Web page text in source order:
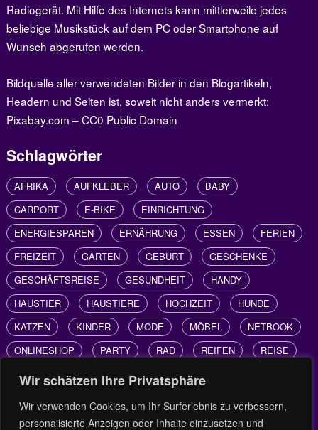
Wir schätzen Ihre Privatsphäre
Wir verwenden Cookies, um Ihr Surferlebnis zu verbessern,
personalisierte Anzeigen oder Inhalte einzusetzen und
Radiogerät. Mit Hilfe des Internets kann mittlerweile jedes
beliebige Musikstück auf dem PC oder Smartphone auf
Wunsch abgerufen werden.
Bildquelle aller verwendeten Bilder in den Blogartikeln,
Headern und Seiten ist, soweit nicht anders vermerkt:
Pixabay.com – CC0 Public Domain
Schlagwörter
AFRIKA AUFKLEBER AUTO
BABY
CARPORT
E-BIKE
EINRICHTUNG
ENERGIESPAREN
ERNÄHRUNG ESSEN
FERIEN
FREIZEIT
GARTEN GEBURT
GESCHENKE
GESCHÄFTSREISE
GESUNDHEIT
HANDY
HAUSTIER
HAUSTIERE HOCHZEIT
HUNDE
KATZEN
KINDER MODE MÖBEL
NETBOOK
ONLINESHOP
PARTY RAD REIFEN
REISE
REISEN
SHOPPING
SONNENSCHUTZ
UMWELTSCHUTZ
URLAUB VBA VISUAL BASIC